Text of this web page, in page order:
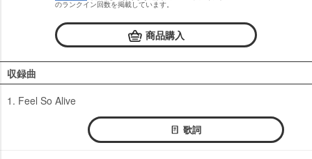
のランクイン回数を掲載しています。
商品購入
収録曲
1. Feel So Alive
歌詞